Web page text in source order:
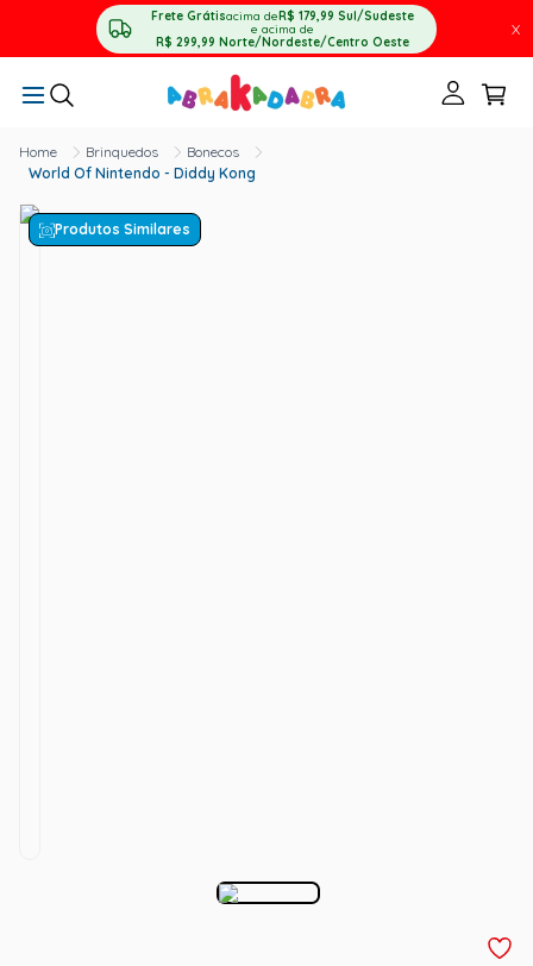
Frete Grátisacima deR$ 179,99 Sul/Sudeste
e acima de
R$ 299,99 Norte/Nordeste/Centro Oeste
X
Brinquedos
Bonecos
World Of Nintendo - Diddy Kong
Produtos Similares